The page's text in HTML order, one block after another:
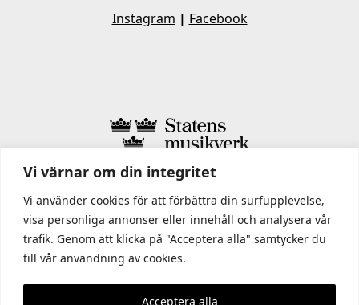
Vi värnar om din integritet
Vi använder cookies för att förbättra din surfupplevelse,
visa personliga annonser eller innehåll och analysera vår
trafik. Genom att klicka på "Acceptera alla" samtycker du
till vår användning av cookies.
Acceptera alla
Instagram | Facebook
I STATENS MUSIKVERK INGÅR